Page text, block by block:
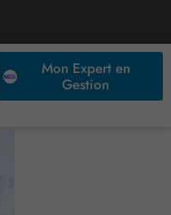
Mon Expert en
Gestion